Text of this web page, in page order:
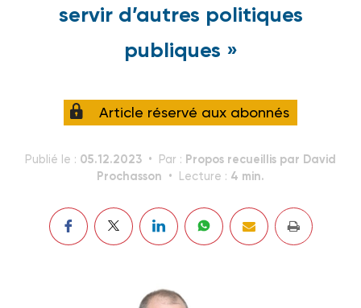
servir d’autres politiques
publiques »
Article réservé aux abonnés
Publié le : 05.12.2023 Par : Propos recueillis par David
Prochasson
Lecture : 4 min.